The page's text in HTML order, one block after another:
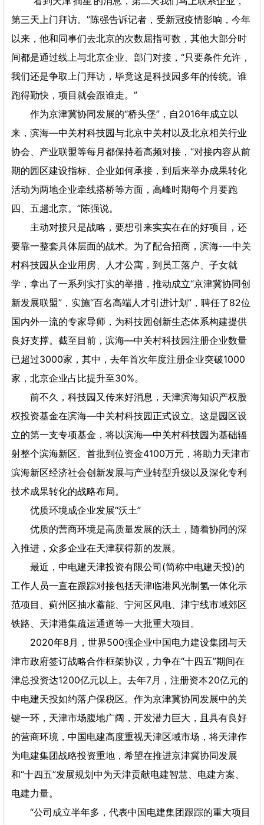
第三天上门拜访。”陈强告诉记者，受新冠疫情影响，今年
以来，他和同事们去北京的次数屈指可数，其他大部分时
间都是通过线上与北京企业、部门对接，“只要条件允许，
我们还是争取上门拜访，毕竟这是科技园多年的传统。谁
跑得勤快，项目就会跟谁走。”
作为京津冀协同发展的“桥头堡”，自2016年成立以
来，滨海—中关村科技园与北京中关村以及北京相关行业
协会、产业联盟等每月都保持着高频对接，“对接内容从前
期的园区建设指标、企业如何承接，到后来举办成果转化
活动为两地企业牵线搭桥等方面，高峰时期每个月要跑
四、五趟北京。”陈强说。
主动对接只是战略，要想引来实实在在的好项目，还
要靠一整套具体层面的战术。为了配合招商，滨海-—中关
村科技园从企业用房、人才公寓，到员工落户、子女就
学，拿出了一系列实打实的举措，推动成立“京津冀协同创
新发展联盟”，实施“百名高端人才引进计划”，聘任了82位
国内外一流的专家导师，为科技园创新生态体系构建提供
良好支撑。截至目前，滨海—中关村科技园注册企业数量
已超过3000家，其中，去年首次年度注册企业突破1000
家，北京企业占比提升至30%。
前不久，科技园又传来好消息，天津滨海知识产权股
权投资基金在滨海—中关村科技园正式设立。这是园区设
立的第一支专项基金，将以滨海—中关村科技园为基础辐
射整个滨海新区。首批到位资金4100万元，将助力天津市
滨海新区经济社会创新发展与产业转型升级以及深化专利
技术成果转化的战略布局。
优质环境成企业发展“沃土”
优质的营商环境是高质量发展的沃土，随着协同的深
入推进，众多企业在天津获得新的发展。
最近，中电建天津投资有限公司(简称中电建天投)的
工作人员一直在跟踪对接包括天津临港风光制氢一体化示
范项目、蓟州区抽水蓄能、宁河区风电、津宁线市域郊区
铁路、天津港集疏运通道等一大批重大项目。
2020年8月，世界500强企业中国电力建设集团与天
津市政府签订战略合作框架协议，力争在“十四五”期间在
津总投资达1200亿元以上。去年7月，注册资本20亿元的
中电建天投如约落户保税区。作为京津冀协同发展中的关
键一环，天津市场腹地广阔，开发潜力巨大，且具有良好
的营商环境，中国电建高度重视天津区域市场，将天津作
为电建集团战略投资重地，希望在推进京津冀协同发展
和“十四五”发展规划中为天津贡献电建智慧、电建方案、
电建力量。
“公司成立半年多，代表中国电建集团跟踪的重大项目